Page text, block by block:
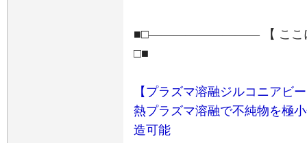
■□――――――――― 【 ここ
□■
【プラズマ溶融ジルコニアビ
熱プラズマ溶融で不純物を極
造可能